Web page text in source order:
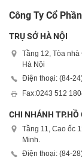
Công Ty Cổ
TRỤ SỞ HÀ NỘI
Tầng 12, Tòa
Hà Nội
Điện thoại: (84-
Fax:0243 512
CHI NHÁNH TP.HỒ
Tầng 11, Cao ốc
Minh.
Điện thoại: (84-